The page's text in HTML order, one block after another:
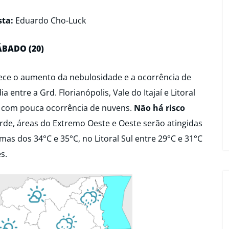
Eduardo Cho-Luck
(20)
o aumento da nebulosidade e a ocorrência de
entre a Grd. Florianópolis, Vale do Itajaí e Litoral
pouca ocorrência de nuvens. Não há risco
áreas do Extremo Oeste e Oeste serão atingidas
dos 34°C e 35°C, no Litoral Sul entre 29°C e 31°C